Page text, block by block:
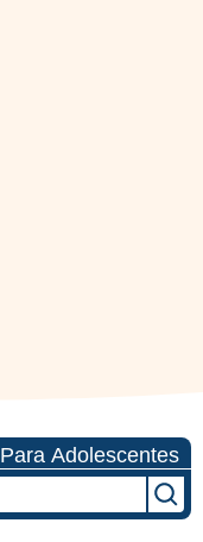
Para Adolescentes